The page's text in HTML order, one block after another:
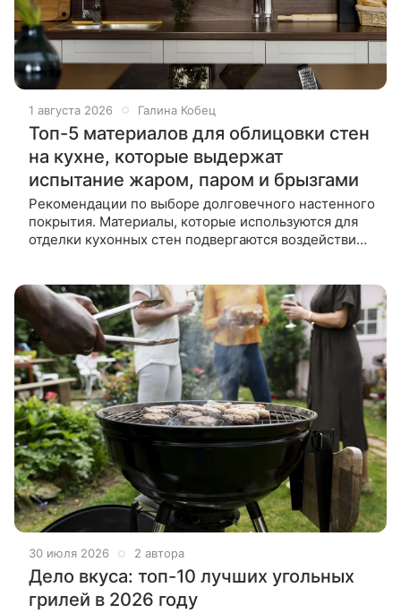
1 августа 2026 Галина Кобец
Топ-5 материалов для облицовки стен
на кухне, которые выдержат
испытание жаром, паром и брызгами
Рекомендации по выборе долговечного настенного
покрытия. Материалы, которые используются для
отделки кухонных стен подвергаются воздействию
30 июля 2026 2 автора
Дело вкуса: топ-10 лучших угольных
грилей в 2026 году